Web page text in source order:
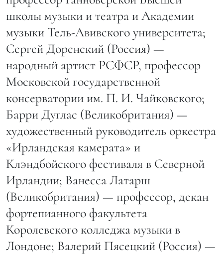
школы музыки и театра и Академии
музыки Тель-Авивского университета;
Сергей Доренский (Россия) —
народный артист РСФСР, профессор
Московской государственной
консерватории им. П. И. Чайковского;
Барри Дуглас (Великобритания) —
художественный руководитель оркестра
«Ирландская камерата» и
Клэндбойского фестиваля в Северной
Ирландии; Ванесса Латарш
(Великобритания) — профессор, декан
фортепианного факультета
Королевского колледжа музыки в
Лондоне; Валерий Пясецкий (Россия) —